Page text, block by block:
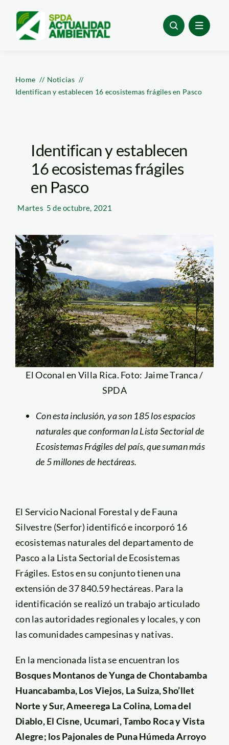
content
Home
Noticias
Identifican y establecen 16 ecosistemas frágiles en Pasco
Identifican y establecen
16 ecosistemas frágiles
en Pasco
Martes 5 de octubre, 2021
El Oconal en Villa Rica. Foto: Jaime Tranca /
SPDA
Con esta inclusión, ya son 185 los espacios
naturales que conforman la Lista Sectorial de
Ecosistemas Frágiles del país, que suman más
de 5 millones de hectáreas.
El Servicio Nacional Forestal y de Fauna
Silvestre (Serfor) identificó e incorporó 16
ecosistemas naturales del departamento de
Pasco a la Lista Sectorial de Ecosistemas
Frágiles. Estos en su conjunto tienen una
extensión de 37 840.59 hectáreas. Para la
identificación se realizó un trabajo articulado
con las autoridades regionales y locales, y con
las comunidades campesinas y nativas.
En la mencionada lista se encuentran los
Bosques Montanos de Yunga de Chontabamba
Huancabamba, Los Viejos, La Suiza, Sho’llet
Norte y Sur, Ameerega La Colina, Loma del
Diablo, El Cisne, Ucumari, Tambo Roca y Vista
Alegre; los Pajonales de Puna Húmeda Arroyo